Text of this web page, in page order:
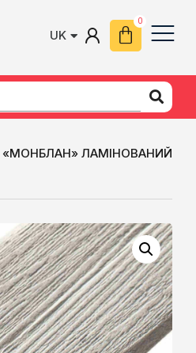
UK
EN
«МОНБЛАН» ЛАМІНОВАНИЙ